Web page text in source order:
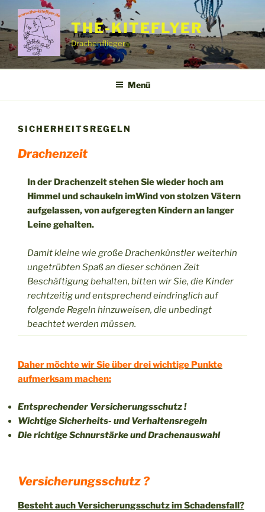
Zum
Inhalt
springen
THE-KITEFLYER
Drachenflieger
Menü
SICHERHEITSREGELN
Drachenzeit
In der Drachenzeit stehen Sie wieder hoch am
Himmel und schaukeln imWind von stolzen Vätern
aufgelassen, von aufgeregten Kindern an langer
Leine gehalten.
Damit kleine wie große Drachenkünstler weiterhin
ungetrübten Spaß an dieser schönen Zeit
Beschäftigung behalten, bitten wir Sie, die Kinder
rechtzeitig und entsprechend eindringlich auf
folgende Regeln hinzuweisen, die unbedingt
beachtet werden müssen.
Daher möchte wir Sie über drei wichtige Punkte
aufmerksam machen:
Entsprechender Versicherungsschutz !
Wichtige Sicherheits- und Verhaltensregeln
Die richtige Schnurstärke und Drachenauswahl
Versicherungsschutz ?
Besteht auch Versicherungsschutz im Schadensfall?